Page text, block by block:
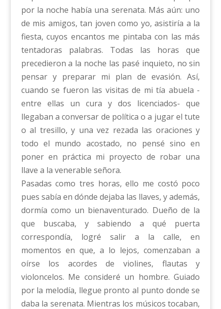
por la noche había una serenata. Más aún: uno
de mis amigos, tan joven como yo, asistiría a la
fiesta, cuyos encantos me pintaba con las más
tentadoras palabras. Todas las horas que
precedieron a la noche las pasé inquieto, no sin
pensar y preparar mi plan de evasión. Así,
cuando se fueron las visitas de mi tía abuela -
entre ellas un cura y dos licenciados- que
llegaban a conversar de política o a jugar el tute
o al tresillo, y una vez rezada las oraciones y
todo el mundo acostado, no pensé sino en
poner en práctica mi proyecto de robar una
llave a la venerable señora.
Pasadas como tres horas, ello me costó poco
pues sabía en dónde dejaba las llaves, y además,
dormía como un bienaventurado. Dueño de la
que buscaba, y sabiendo a qué puerta
correspondía, logré salir a la calle, en
momentos en que, a lo lejos, comenzaban a
oírse los acordes de violines, flautas y
violoncelos. Me consideré un hombre. Guiado
por la melodía, llegue pronto al punto donde se
daba la serenata. Mientras los músicos tocaban,